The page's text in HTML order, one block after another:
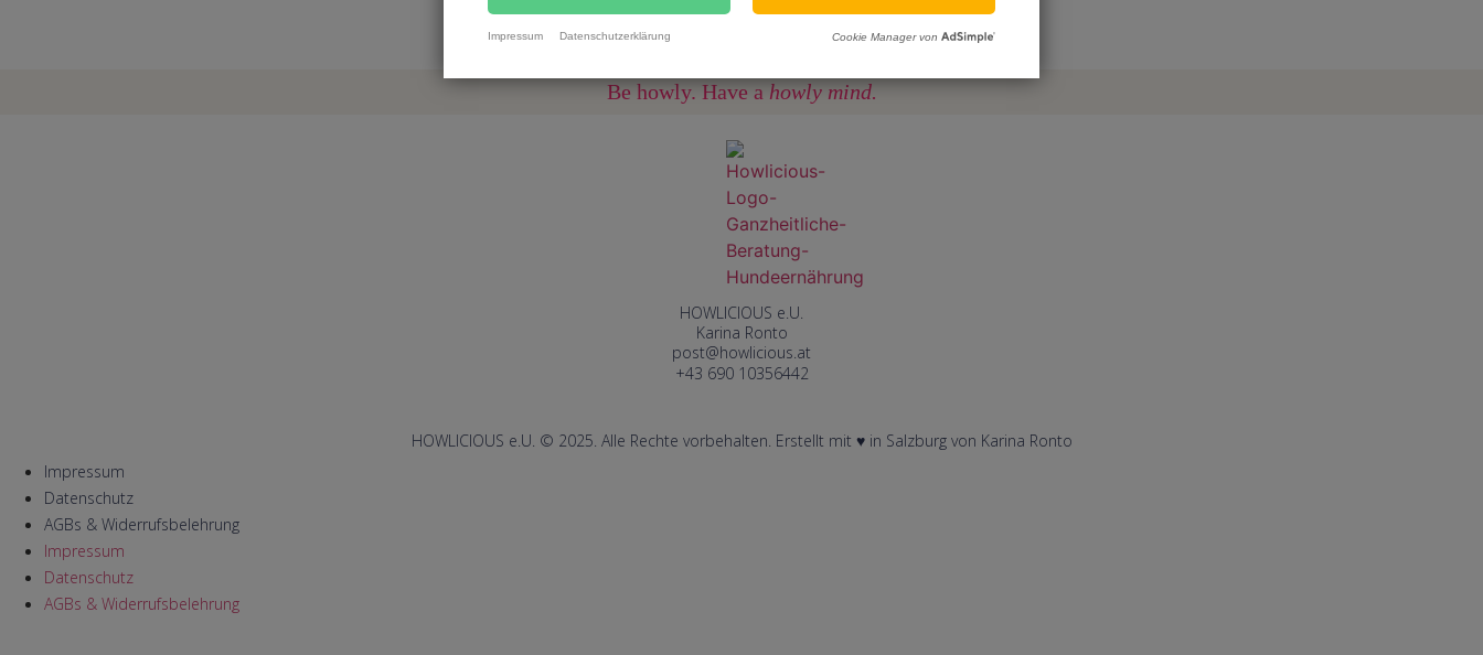
Impressum Datenschutzerklärung Cookie Manager von
Be howly. Have a howly mind.
HOWLICIOUS e.U.
Karina Ronto
post@howlicious.at
+43 690 10356442
HOWLICIOUS e.U. © 2025. Alle Rechte vorbehalten. Erstellt mit ♥︎ in Salzburg von Karina Ronto
Impressum
Datenschutz
AGBs & Widerrufsbelehrung
Impressum
Datenschutz
AGBs & Widerrufsbelehrung